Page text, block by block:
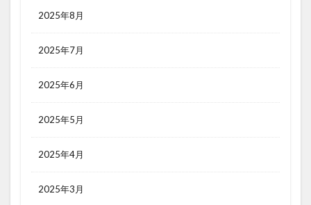
2025年8月
2025年7月
2025年6月
2025年5月
2025年4月
2025年3月